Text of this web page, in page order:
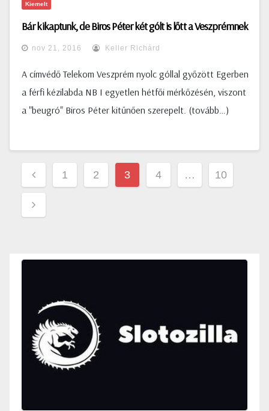
Kiemelt
Bár kikaptunk, de Biros Péter két gólt is lőtt a Veszprémnek
nov 21, 2016 Keller Richárd
A címvédő Telekom Veszprém nyolc góllal győzött Egerben
a férfi kézilabda NB I egyetlen hétfői mérkőzésén, viszont
a "beugró" Biros Péter kitűnően szerepelt. (tovább…)
Bejegyzések
lapozása
1 2 3 4 … 10